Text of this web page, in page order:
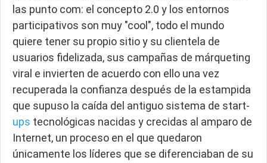
las punto com: el concepto 2.0 y los entornos
participativos son muy "cool", todo el mundo
quiere tener su propio sitio y su clientela de
usuarios fidelizada, sus campañas de márqueting
viral e invierten de acuerdo con ello una vez
recuperada la confianza después de la estampida
que supuso la caída del antiguo sistema de start-
ups tecnológicas nacidas y crecidas al amparo de
Internet, un proceso en el que quedaron
únicamente los líderes que se diferenciaban de su